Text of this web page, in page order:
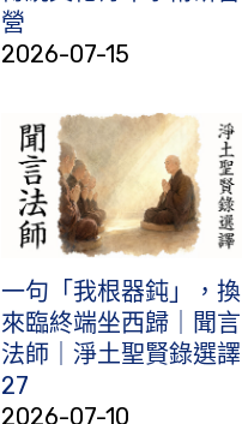
營
2026-07-15
一句「我根器鈍」，換
來臨終端坐西歸｜聞言
法師｜淨土聖賢錄選譯
27
2026-07-10